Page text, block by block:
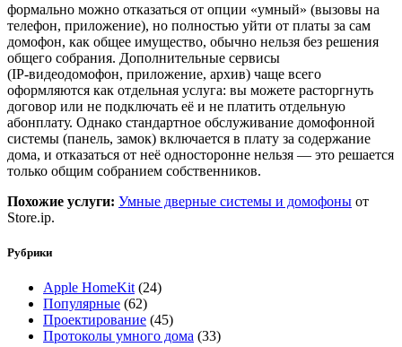
формально можно отказаться от опции «умный» (вызовы на
телефон, приложение), но полностью уйти от платы за сам
домофон, как общее имущество, обычно нельзя без решения
общего собрания. Дополнительные сервисы
(IP‑видеодомофон, приложение, архив) чаще всего
оформляются как отдельная услуга: вы можете расторгнуть
договор или не подключать её и не платить отдельную
абонплату. Однако стандартное обслуживание домофонной
системы (панель, замок) включается в плату за содержание
дома, и отказаться от неё односторонне нельзя — это решается
только общим собранием собственников.
Похожие услуги: Умные дверные системы и домофоны от
Store.ip.
Рубрики
Apple HomeKit (24)
Популярные (62)
Проектирование (45)
Протоколы умного дома (33)